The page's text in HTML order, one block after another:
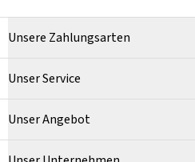
Unsere Zahlungsarten
Unser Service
Unser Angebot